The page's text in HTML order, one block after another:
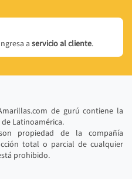
aservicio al cliente.
de gurú contiene la
Latinoamérica.
propiedad de la compañía
total o parcial de cualquier
prohibido.